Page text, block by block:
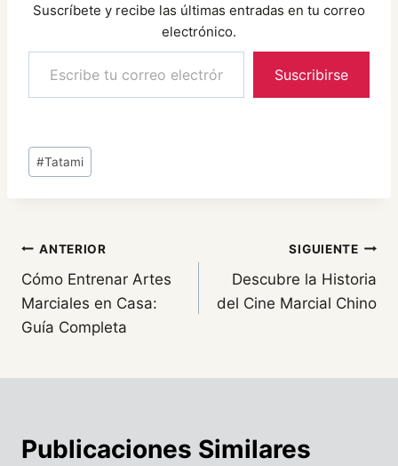
Suscríbete y recibe las últimas entradas en tu correo
electrónico.
Escribe tu correo electrónico…
Suscribirse
Etiquetas
de
la
#Tatami
Navegación
de
entradas
ANTERIOR
Cómo Entrenar Artes
Marciales en Casa:
Guía Completa
SIGUIENTE
Descubre la Historia
del Cine Marcial Chino
Publicaciones Similares